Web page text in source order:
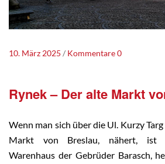
10. März 2025 Kommentare 0
Rynek – Der alte Markt
Wenn man sich über die Ul. Kurzy
Markt von Breslau, nähert, ist
Warenhaus der Gebrüder Barasch,